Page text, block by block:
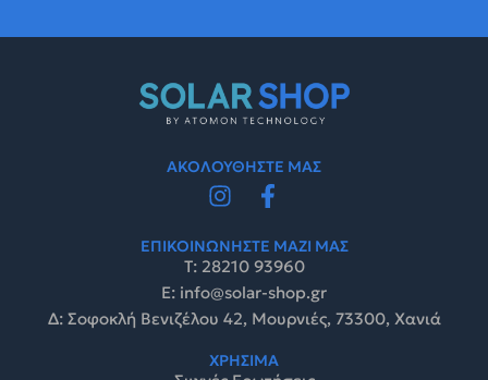
ΑΚΟΛΟΥΘΗΣΤΕ ΜΑΣ
ΕΠΙΚΟΙΝΩΝΗΣΤΕ ΜΑΖΙ ΜΑΣ
Τ: 28210 93960
E: info@solar-shop.gr
Δ: Σοφοκλή Βενιζέλου 42, Μουρνιές, 73300, Χανιά
ΧΡΗΣΙΜΑ